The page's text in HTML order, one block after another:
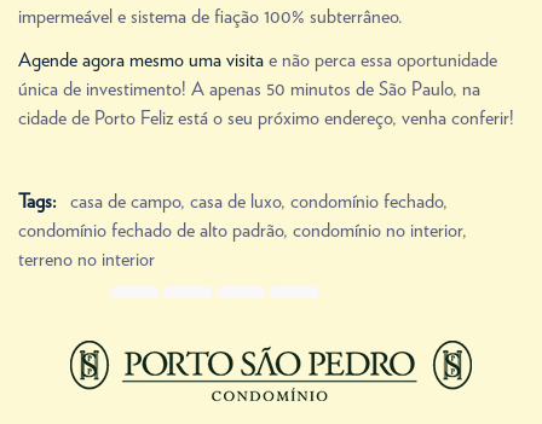
impermeável e sistema de fiação 100% subterrâneo.
Agende agora mesmo uma visita e não perca essa oportunidade
única de investimento! A apenas 50 minutos de São Paulo, na
cidade de Porto Feliz está o seu próximo endereço, venha conferir!
Tags: casa de campo, casa de luxo, condomínio fechado,
condomínio fechado de alto padrão, condomínio no interior,
terreno no interior